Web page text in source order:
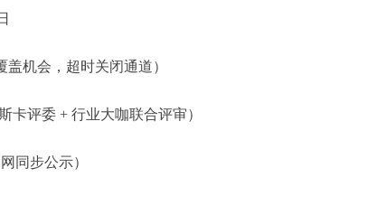
盖机会，超时关闭通道）​
卡评委 + 行业大咖联合评审）
同步公示）​